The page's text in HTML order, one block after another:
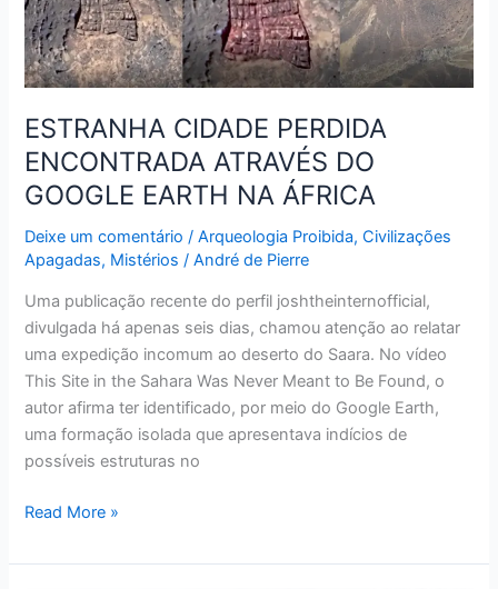
ESTRANHA CIDADE PERDIDA
ENCONTRADA ATRAVÉS DO
GOOGLE EARTH NA ÁFRICA
Deixe um comentário /Arqueologia Proibida,Civilizações
Apagadas, Mistérios /André de Pierre
Uma publicação recente do perfil joshtheinternofficial,
divulgada há apenas seis dias, chamou atenção ao relatar
uma expedição incomum ao deserto do Saara. No vídeo
This Site in the Sahara Was Never Meant to Be Found, o
autor afirma ter identificado, por meio do Google Earth,
uma formação isolada que apresentava indícios de
possíveis estruturas no
GOOGLE
EARTH
NA
ÁFRICA
Read More »